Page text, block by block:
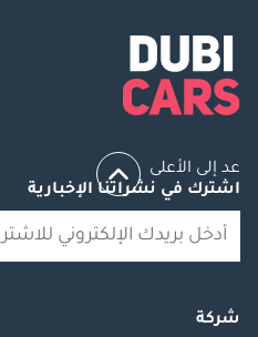
عد إلى الأعلى
اشترك في نشراتنا الإخبارية
شركة